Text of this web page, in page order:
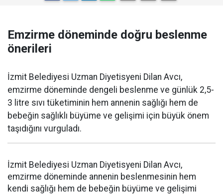
Emzirme döneminde doğru beslenme
önerileri
İzmit Belediyesi Uzman Diyetisyeni Dilan Avcı,
emzirme döneminde dengeli beslenme ve günlük 2,5-
3 litre sıvı tüketiminin hem annenin sağlığı hem de
bebeğin sağlıklı büyüme ve gelişimi için büyük önem
taşıdığını vurguladı.
İzmit Belediyesi Uzman Diyetisyeni Dilan Avcı,
emzirme döneminde annenin beslenmesinin hem
kendi sağlığı hem de bebeğin büyüme ve gelişimi